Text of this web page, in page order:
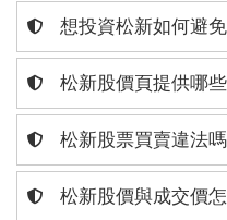
想投資松新如何避
松新股價頁提供哪
松新股票買賣違法
松新股價與成交價